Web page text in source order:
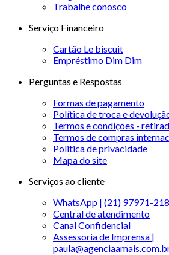
Trabalhe conosco
Serviço Financeiro
Cartão Le biscuit
Empréstimo Dim Dim
Perguntas e Respostas
Formas de pagamento
Política de troca e
Termos e condições -
Termos de compras
Politica de privacidade
Mapa do site
Serviços ao cliente
WhatsApp | (21) 97971-
Central de atendimento
Canal Confidencial
Assessoria de Imprensa |